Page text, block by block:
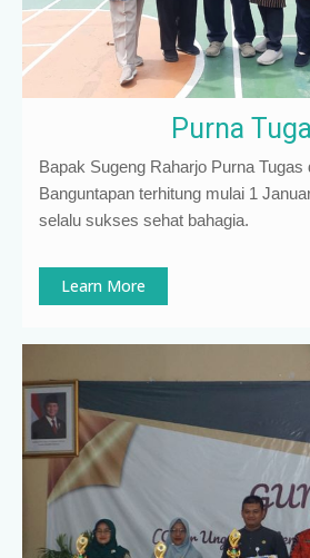
Purna
Bapak Sugeng Raharjo Purna Tugas
Banguntapan terhitung mulai 1
selalu sukses sehat bahagia.
Learn More